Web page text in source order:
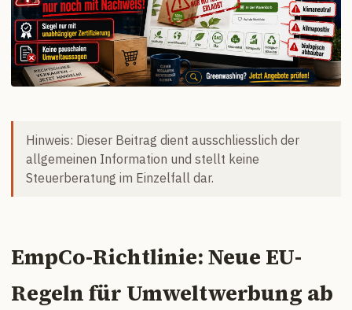
Hinweis: Dieser Beitrag dient ausschliesslich der
allgemeinen Information und stellt keine
Steuerberatung im Einzelfall dar.
EmpCo-Richtlinie: Neue EU-
Regeln für Umweltwerbung ab